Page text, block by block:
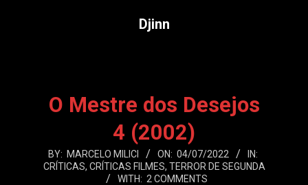
Djinn
O Mestre dos Desejos
4 (2002)
2022-
07-
BY: MARCELO MILICI ON: 04/07/2022
IN:
CRÍTICAS, CRÍTICAS FILMES, TERROR DE SEGUNDA
WITH: 2 COMMENTS